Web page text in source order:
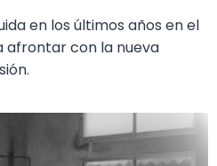
en los últimos años en el
afrontar con la nueva